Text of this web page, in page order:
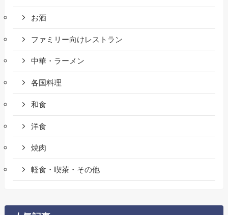
お酒
ファミリー向けレストラン
中華・ラーメン
各国料理
和食
洋食
焼肉
軽食・喫茶・その他